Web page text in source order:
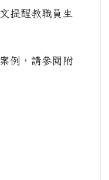
教職員生
例，請參閱附